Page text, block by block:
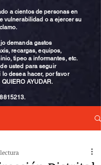
a cientos de personas en
vulnerabilidad o a ejercer su
demanda gastos
recargas, equipos,
tipeo a informantes, etc.
usted para seguir
desea hacer, por favor
AYUDAR.
.